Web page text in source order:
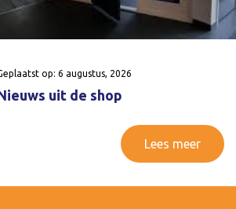
op: 6 augustus, 2026
uit de shop
Lees meer